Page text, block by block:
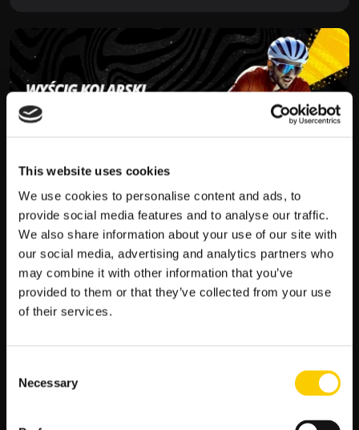
This website uses cookies
We use cookies to personalise content and ads, to
provide social media features and to analyse our traffic.
We also share information about your use of our site with
our social media, advertising and analytics partners who
may combine it with other information that you’ve
provided to them or that they’ve collected from your use
of their services.
Selection
Necessary
2025
WYŚCIG KOLARSKI TIRRENO – ADRIATICO
2025
Kolarstwo
Włoski wyścig Titteno – Adriatico będzie jedną z
najważniejszych wieloetapowych imprez początku sezonu.
Jak będzie wyglądała najbliższa edycja zmagań? Przygotuj
…
TIRRENO